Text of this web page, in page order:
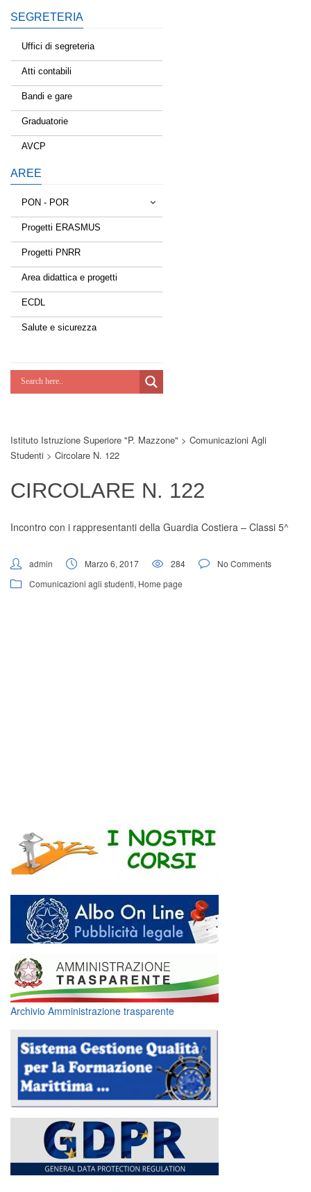
SEGRETERIA
Uffici di segreteria
Atti contabili
Bandi e gare
Graduatorie
AVCP
AREE
PON - POR
Tessere la rete
Estate a scuola
Scuola d'estate
Lab Green
Potenziamoci
Progetti ERASMUS
Progetti PNRR
Area didattica e progetti
ECDL
Salute e sicurezza
Istituto Istruzione Superiore "P. Mazzone" > Comunicazioni Agli
Studenti > Circolare N. 122
CIRCOLARE N. 122
Incontro con i rappresentanti della Guardia Costiera – Classi 5^
admin Marzo 6, 2017 284
No Comments
Comunicazioni agli studenti, Home page
Archivio Amministrazione trasparente